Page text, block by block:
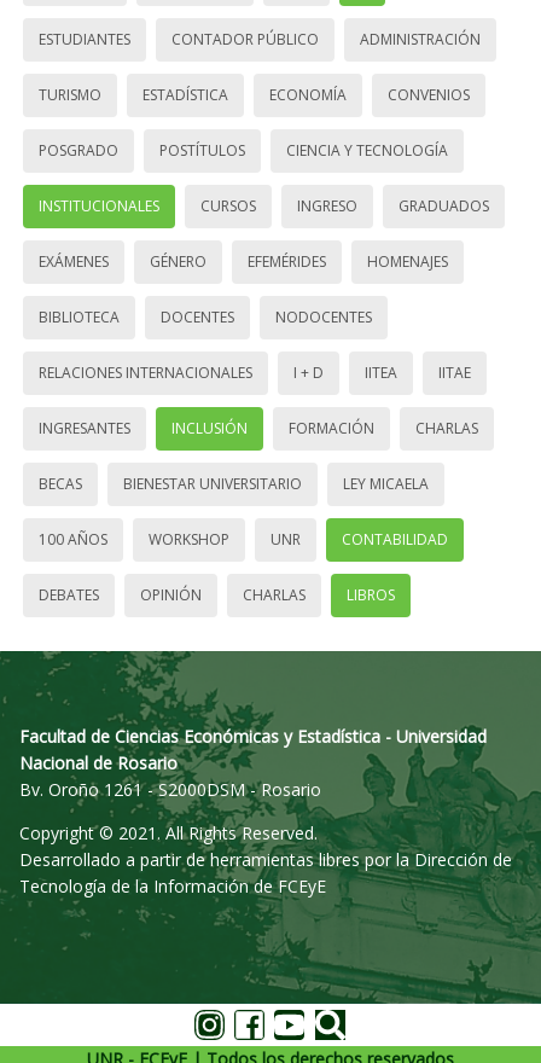
ESTUDIANTES CONTADOR PÚBLICO ADMINISTRACIÓN
TURISMO ESTADÍSTICA ECONOMÍA CONVENIOS
POSGRADO POSTÍTULOS CIENCIA Y TECNOLOGÍA
INSTITUCIONALES CURSOS INGRESO GRADUADOS
EXÁMENES GÉNERO EFEMÉRIDES HOMENAJES
BIBLIOTECA DOCENTES NODOCENTES
RELACIONES INTERNACIONALES I + D IITEA IITAE
INGRESANTES INCLUSIÓN FORMACIÓN CHARLAS
BECAS BIENESTAR UNIVERSITARIO LEY MICAELA
100 AÑOS WORKSHOP UNR CONTABILIDAD
DEBATES OPINIÓN CHARLAS LIBROS
Facultad de Ciencias Económicas y Estadística - Universidad
Nacional de Rosario
Bv. Oroño 1261 - S2000DSM - Rosario
Copyright © 2021. All Rights Reserved.
Desarrollado a partir de herramientas libres por la Dirección de
Tecnología de la Información de FCEyE